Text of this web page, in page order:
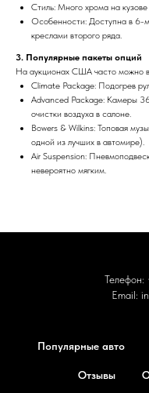
Стиль: Много хрома на
Особенности: Доступна в 6-
креслами второго ряда.
3. Популярные пакеты опций
На аукционах США часто можно
Climate Package: Подогрев
Advanced Package: Камеры
очистки воздуха в салоне.
Bowers & Wilkins: Топовая
одной из лучших в автомире).
Air Suspension:
невероятно мягким.
Телефон:
Email:
Популярные авто
Отзывы